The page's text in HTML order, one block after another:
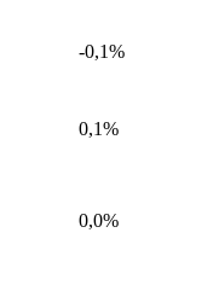
-0,1%
0,1%
0,0%